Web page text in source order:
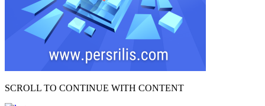
SCROLL TO CONTINUE WITH CONTENT